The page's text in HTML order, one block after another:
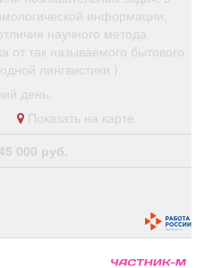
информации,
научного метода
от так называемого бытового
лингвистики ).
день.
Показать на карте
000 руб.